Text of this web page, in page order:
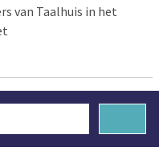
van Taalhuis in het